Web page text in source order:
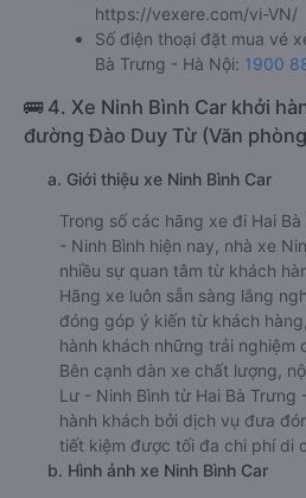
https://vexere.com/vi-VN/
Số điện thoại đặt mua vé
Bà Trưng - Hà Nội: 1900
🚌 4. Xe Ninh Bình Car khởi
đường Đào Duy Từ (Văn
a. Giới thiệu xe Ninh Bình Car
Trong số các hãng xe đi Hai
- Ninh Bình hiện nay, nhà xe
nhiều sự quan tâm từ khách
Hãng xe luôn sẵn sàng lắng
đóng góp ý kiến từ khách
hành khách những trải nghiệm
Bên cạnh dàn xe chất lượng,
Lư - Ninh Bình từ Hai Bà Trưng
hành khách bởi dịch vụ đưa
tiết kiệm được tối đa chi phí di
b. Hình ảnh xe Ninh Bình Car